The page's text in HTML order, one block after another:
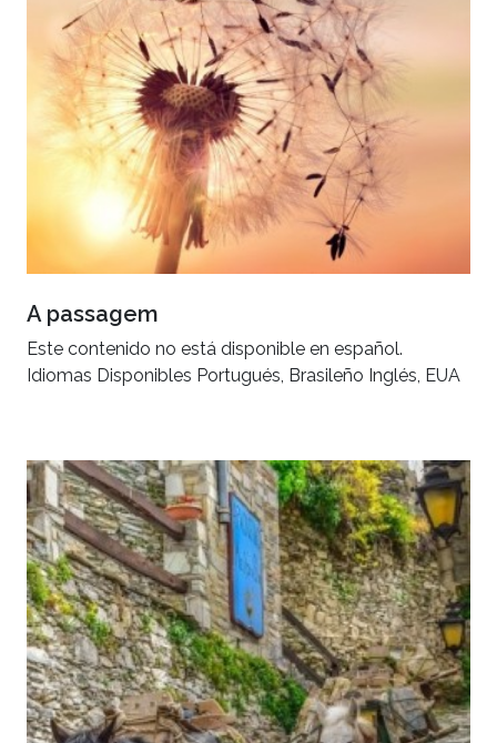
A passagem
Este contenido no está disponible en español.
Idiomas Disponibles Portugués, Brasileño Inglés, EUA